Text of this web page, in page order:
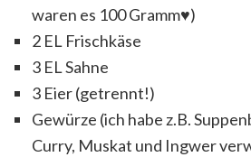
waren es 100 Gramm♥)
2 EL Frischkäse
3 EL Sahne
3 Eier (getrennt!)
Gewürze (ich habe z.B.
Curry, Muskat und Ingwer